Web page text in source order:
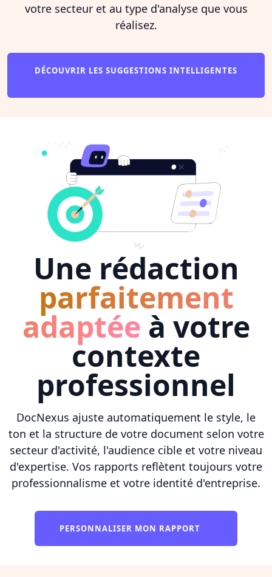
votre secteur et au type d'analyse que vous
réalisez.
DÉCOUVRIR LES SUGGESTIONS INTELLIGENTES
Une rédaction
parfaitement
adaptée à votre
contexte
professionnel
DocNexus ajuste automatiquement le style, le
ton et la structure de votre document selon votre
secteur d'activité, l'audience cible et votre niveau
d'expertise. Vos rapports reflètent toujours votre
professionnalisme et votre identité d'entreprise.
PERSONNALISER MON RAPPORT